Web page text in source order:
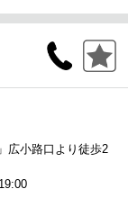
広小路口より徒歩2